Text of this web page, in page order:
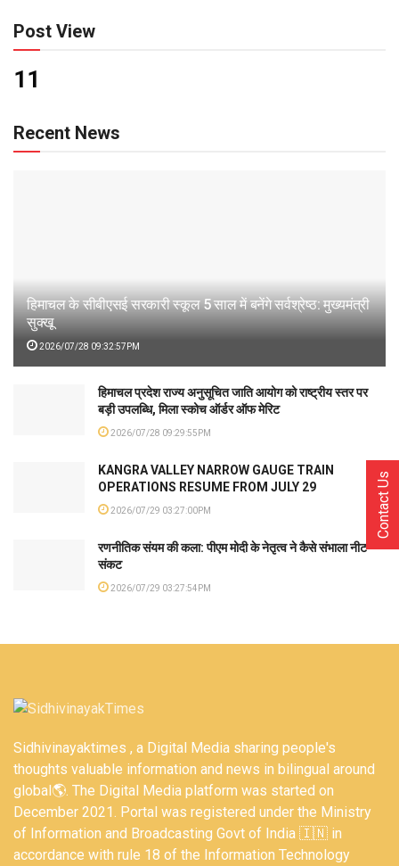
Post View
11
Recent News
हिमाचल के सीबीएसई सरकारी स्कूल 5 साल में बनेंगे सर्वश्रेष्ठ: मुख्यमंत्री
सुक्खू
2026/07/28 09:32:57PM
हिमाचल प्रदेश राज्य अनुसूचित जाति आयोग को राष्ट्रीय स्तर पर
बड़ी उपलब्धि, मिला स्कोच ऑर्डर ऑफ मेरिट
2026/07/28 09:29:55PM
KANGRA VALLEY NARROW GAUGE TRAIN
OPERATIONS RESUME FROM JULY 29
2026/07/29 03:27:00PM
रणनीतिक संयम की कला: पीएम मोदी के नेतृत्व ने कैसे संभाला नीट
संकट
2026/07/29 03:27:54PM
Sidhivinayaktimes , a Digital Media sharing people's
thoughts valuable information and news in bilingual around
global🌎. The Digital Media platform was started on
December 2021. Portal was registered under the Ministry
of Information and Broadcasting Govt of India 🇮🇳 in
accordance with rule 18 of the Information Technology
Contact Us